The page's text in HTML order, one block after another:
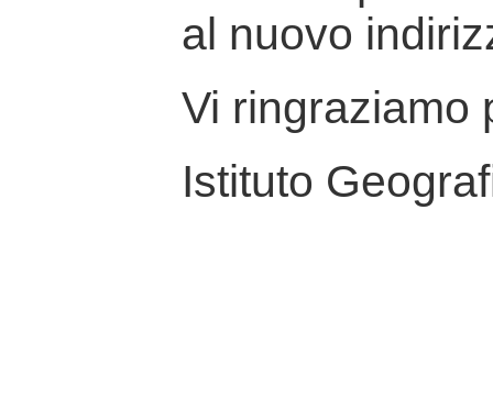
al nuovo
Vi ringraziamo
Istituto